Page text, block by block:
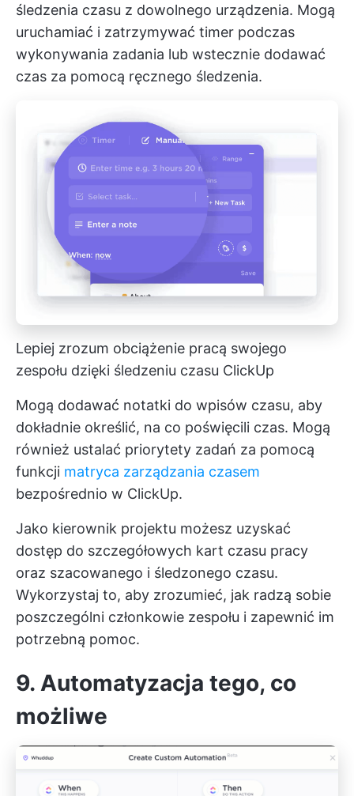
śledzenia czasu z dowolnego urządzenia. Mogą
uruchamiać i zatrzymywać timer podczas
wykonywania zadania lub wstecznie dodawać
czas za pomocą ręcznego śledzenia.
Lepiej zrozum obciążenie pracą swojego
zespołu dzięki śledzeniu czasu ClickUp
Mogą dodawać notatki do wpisów czasu, aby
dokładnie określić, na co poświęcili czas. Mogą
również ustalać priorytety zadań za pomocą
funkcji matryca zarządzania czasem
bezpośrednio w ClickUp.
Jako kierownik projektu możesz uzyskać
dostęp do szczegółowych kart czasu pracy
oraz szacowanego i śledzonego czasu.
Wykorzystaj to, aby zrozumieć, jak radzą sobie
poszczególni członkowie zespołu i zapewnić im
potrzebną pomoc.
9. Automatyzacja tego, co
możliwe